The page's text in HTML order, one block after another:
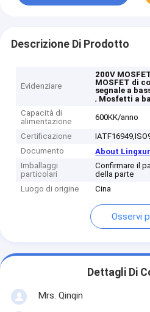
Descrizione Di Prodotto
Evidenziare
200V
MOSFET di
segnale a
, Mosfetti a
Capacità di
alimentazione
600KK/anno
Certificazione
Documento
About
Imballaggi
particolari
Confirmare il
della parte
Luogo di origine
Cina
Osservi
Dettagli Di
Mrs. Qinqin